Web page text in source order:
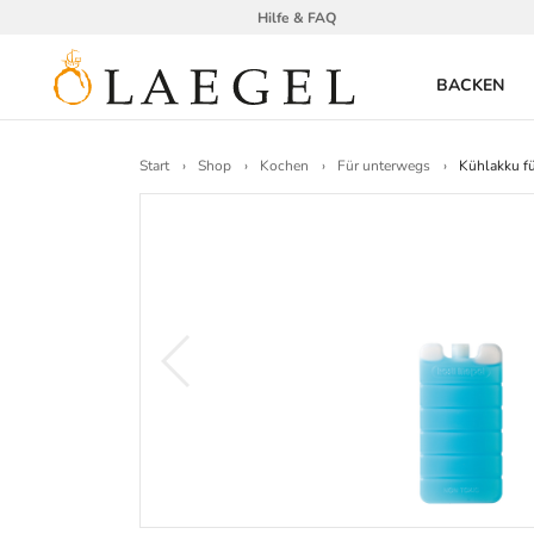
Hilfe & FAQ
BACKEN
Start Shop Kochen Für unterwegs Kühlakku